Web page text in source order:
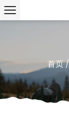
首页